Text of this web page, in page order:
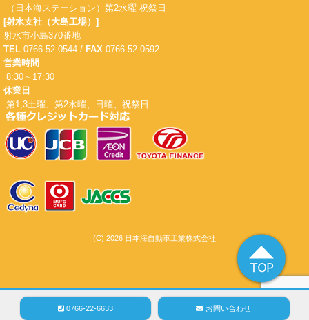
（日本海ステーション）第2水曜 祝祭日
[射水支社（大島工場）]
射水市小島370番地
TEL 0766-52-0544 / FAX 0766-52-0592
営業時間
8:30～17:30
休業日
第1,3土曜、第2水曜、日曜、祝祭日
(C) 2026 日本海自動車工業株式会社
0766-22-6633 お問い合わせ